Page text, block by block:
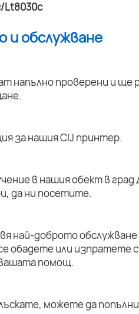
и обслужване
напълно проверени и ще
за нашия CIJ принтер.
в нашия обект в
да ни посетите.
най-доброто
обадете или
помощ.
можете да